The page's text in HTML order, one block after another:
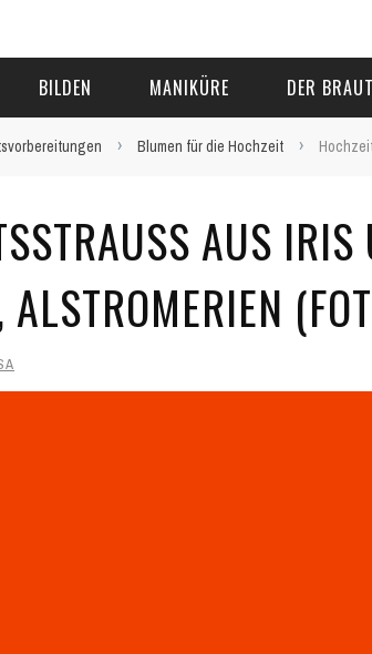
BILDEN MANIKÜRE DER
› Blumen für die Hochzeit ›
AUS IRIS